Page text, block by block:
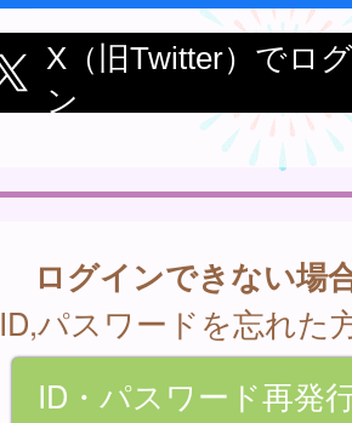
X（旧Twitter）でロ
ン
ログインできない場
ID,パスワードを忘れた
ID・パスワード再発